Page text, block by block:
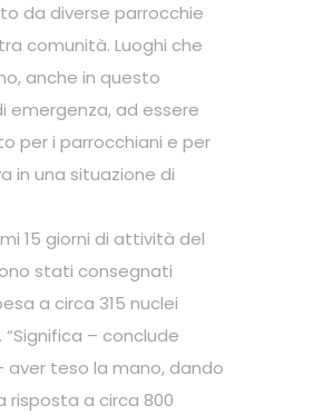
da diverse parrocchie
comunità. Luoghi che
anche in questo
emergenza, ad essere
per i parrocchiani e per
in una situazione di
15 giorni di attività del
stati consegnati
a circa 315 nuclei
“Significa – conclude
aver teso la mano, dando
risposta a circa 800